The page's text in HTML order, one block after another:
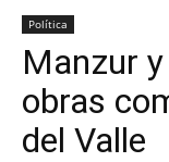
Política
Manzur
obras
del Valle